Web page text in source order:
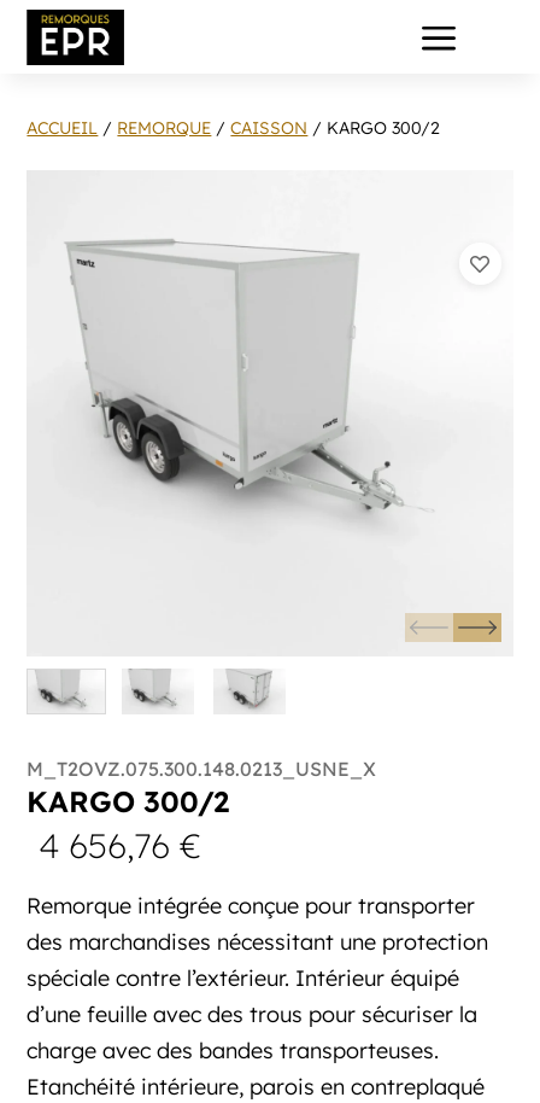
a
ACCUEIL / REMORQUE /CAISSON / KARGO 300/2
M_T2OVZ.075.300.148.0213_USNE_X
KARGO 300/2
4 656,76€
Remorque intégrée conçue pour transporter
des marchandises nécessitant une protection
spéciale contre l’extérieur. Intérieur équipé
d’une feuille avec des trous pour sécuriser la
charge avec des bandes transporteuses.
Etanchéité intérieure, parois en contreplaqué